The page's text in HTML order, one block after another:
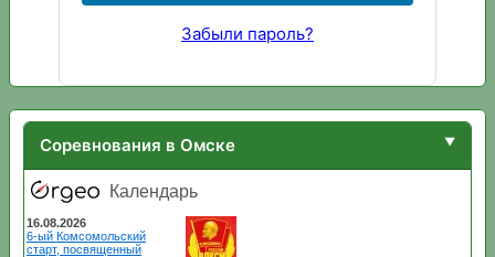
Забыли пароль?
Соревнования в Омске